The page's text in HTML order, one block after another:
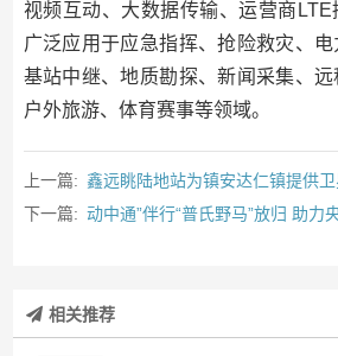
视频互动、大数据传输、运营商
广泛应用于应急指挥、抢险救灾、电
基站中继、地质勘探、新闻采集、远
户外旅游、体育赛事等领域。
上一篇: 鑫远眺陆地站为镇安达仁镇提供
下一篇: 动中通”伴行“普氏野马”放归 助力
相关推荐